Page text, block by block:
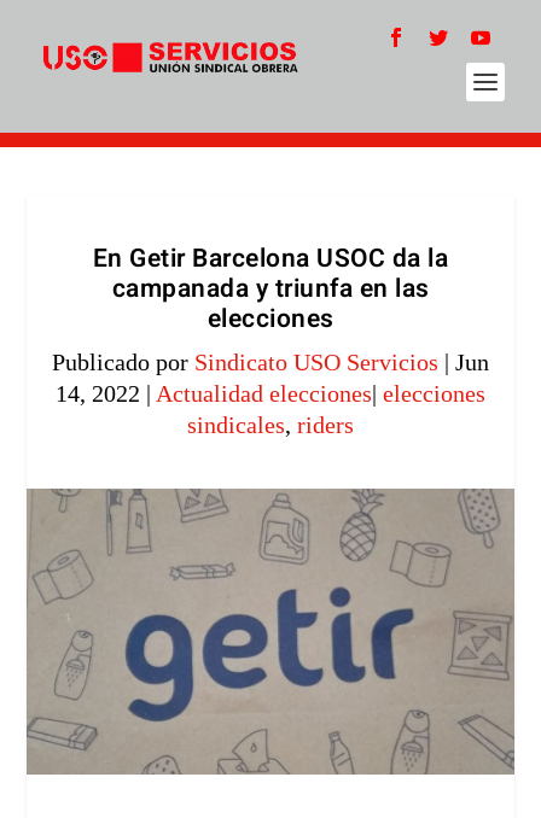
En Getir Barcelona USOC da la
campanada y triunfa en las
elecciones
Publicado por Sindicato USO Servicios | Jun
14, 2022 | Actualidad elecciones| elecciones
sindicales, riders